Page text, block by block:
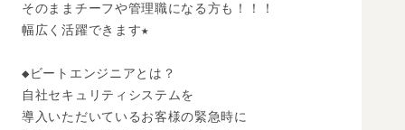
そのままチーフや管理職になる方も！！！
幅広く活躍できます★
◆ビートエンジニアとは？
自社セキュリティシステムを
導入いただいているお客様の緊急時に